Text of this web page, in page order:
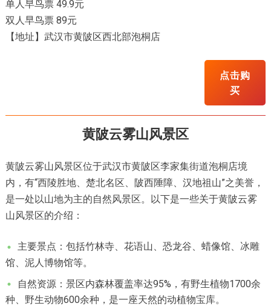
单人早鸟票 49.9元
双人早鸟票 89元
【地址】武汉市黄陂区西北部泡桐店
点击购
买
黄陂云雾山风景区
黄陂云雾山风景区位于武汉市黄陂区李家集街道泡桐店境
内，有“西陵胜地、楚北名区、陂西陲障、汉地祖山”之美誉，
是一处以山地为主的自然风景区。以下是一些关于黄陂云雾
山风景区的介绍：
主要景点：包括竹林寺、花语山、恐龙谷、蜡像馆、冰雕
馆、泥人博物馆等。
自然资源：景区内森林覆盖率达95%，有野生植物1700余
种、野生动物600余种，是一座天然的动植物宝库。